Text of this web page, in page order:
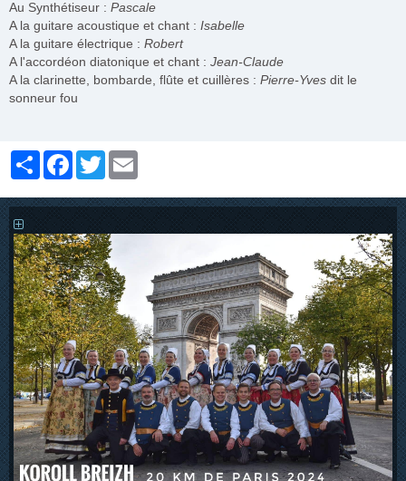
Au Synthétiseur : Pascale
A la guitare acoustique et chant : Isabelle
A la guitare électrique : Robert
A l'accordéon diatonique et chant : Jean-Claude
A la clarinette, bombarde, flûte et cuillères : Pierre-Yves dit le
sonneur fou
PartagerFacebook
Twitter